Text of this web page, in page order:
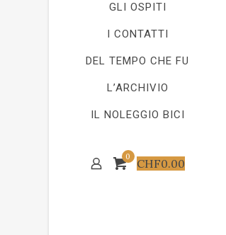
GLI OSPITI
I CONTATTI
DEL TEMPO CHE FU
L’ARCHIVIO
IL NOLEGGIO BICI
0 CHF0.00